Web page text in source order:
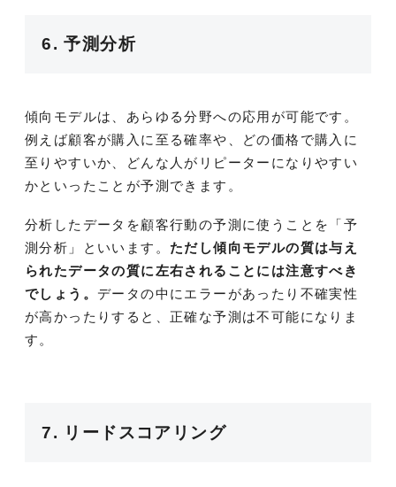
6. 予測分析
傾向モデルは、あらゆる分野への応用が可能です。
例えば顧客が購入に至る確率や、どの価格で購入に
至りやすいか、どんな人がリピーターになりやすい
かといったことが予測できます。
分析したデータを顧客行動の予測に使うことを「予
測分析」といいます。 ただし傾向モデルの質は与え
られたデータの質に左右されることには注意すべき
でしょう。 データの中にエラーがあったり不確実性
が高かったりすると、正確な予測は不可能になりま
す。
7. リードスコアリング